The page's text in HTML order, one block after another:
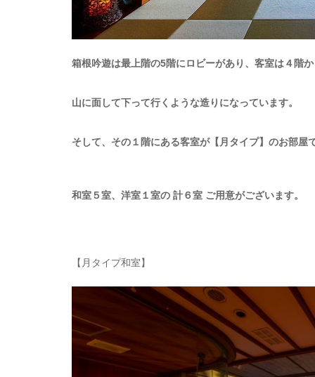
箱根吟遊は最上階の5階にロビーがあり、客室は４階
山に面して下って行くような造りになっています。
そして、その１階にある客室が【月タイプ】のお部屋
和室５室、洋室１室の 計６室 ご用意がございます。
【月タイプ和室】